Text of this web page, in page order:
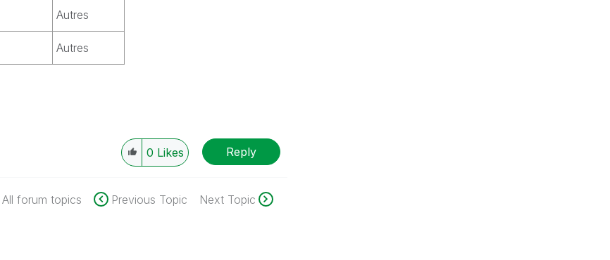
Autres
Autres
0 Likes Reply
All forum topics Previous Topic Next Topic